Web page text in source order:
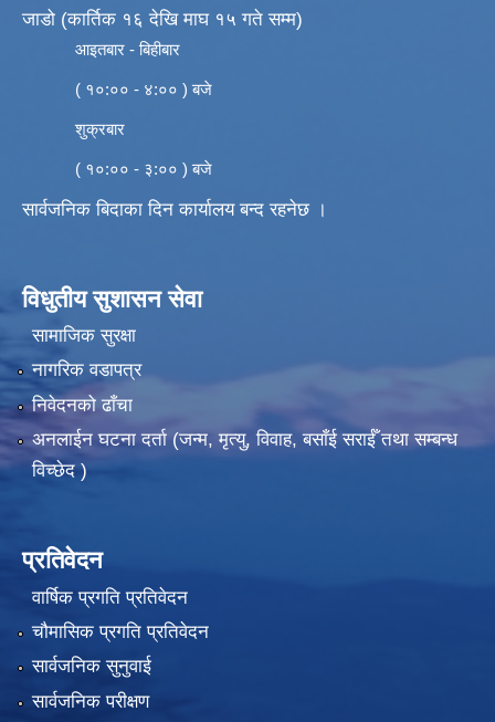
जाडो (कार्तिक १६ देखि माघ १५ गते सम्म)
आइतबार - बिहीबार
( १०:०० - ४:०० ) बजे
शुक्रबार
( १०:०० - ३:०० ) बजे
सार्वजनिक बिदाका दिन कार्यालय बन्द रहनेछ ।
विधुतीय सुशासन सेवा
सामाजिक सुरक्षा
नागरिक वडापत्र
निवेदनको ढाँचा
अनलाईन घटना दर्ता (जन्म, मृत्यु, विवाह, बसाँई सराईँ तथा सम्बन्ध
विच्छेद )
प्रतिवेदन
वार्षिक प्रगति प्रतिवेदन
चौमासिक प्रगति प्रतिवेदन
सार्वजनिक सुनुवाई
सार्वजनिक परीक्षण